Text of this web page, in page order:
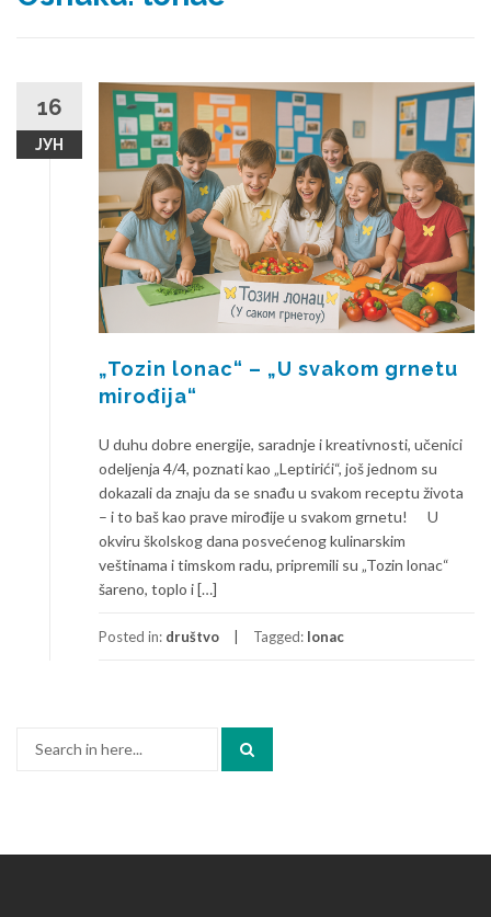
16
ЈУН
„Tozin lonac“ – „U svakom grnetu
mirođija“
U duhu dobre energije, saradnje i kreativnosti, učenici
odeljenja 4/4, poznati kao „Leptirići“, još jednom su
dokazali da znaju da se snađu u svakom receptu života
– i to baš kao prave mirođije u svakom grnetu! U
okviru školskog dana posvećenog kulinarskim
veštinama i timskom radu, pripremili su „Tozin lonac“
šareno, toplo i […]
Posted in: društvo Tagged: lonac